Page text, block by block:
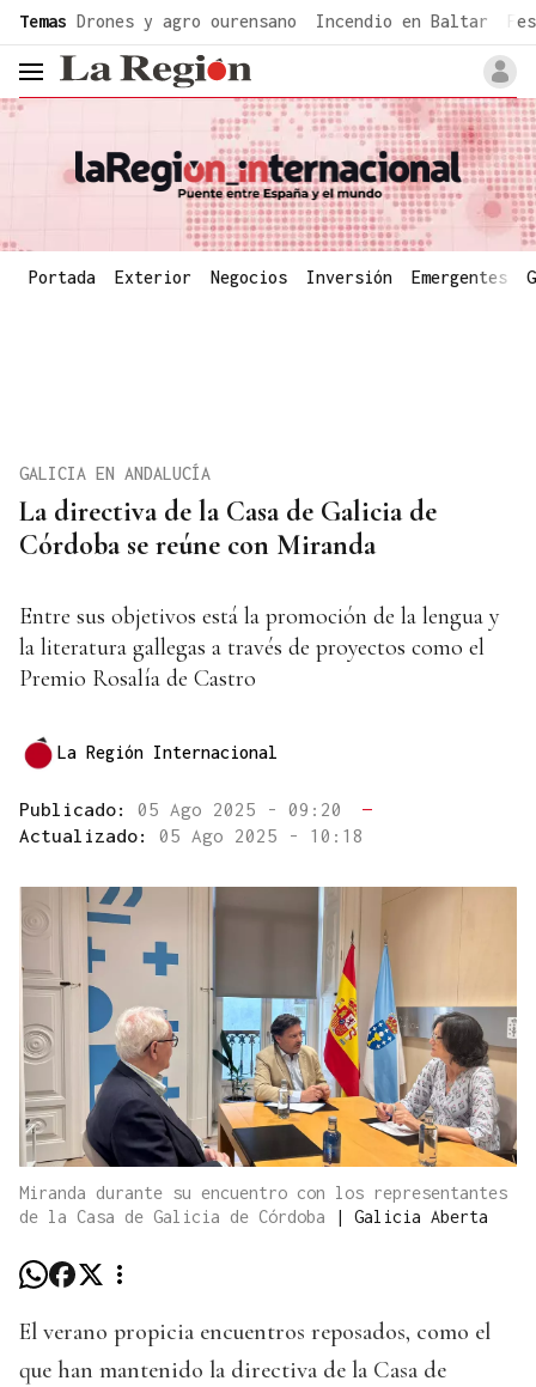
Temas Drones y agro ourensano Incendio en Baltar
header.menu.open
Portada Exterior Negocios Inversión Emergentes
La directiva de la Casa de Galicia de
Córdoba se reúne con Miranda
GALICIA EN ANDALUCÍA
Entre sus objetivos está la promoción de la lengua y
la literatura gallegas a través de proyectos como el
Premio Rosalía de Castro
La Región Internacional
Publicado: 05 Ago 2025 - 09:20
—
Actualizado: 05 Ago 2025 - 10:18
Miranda durante su encuentro con los representantes
de la Casa de Galicia de Córdoba
| Galicia Aberta
El verano propicia encuentros reposados, como el
que han mantenido la directiva de la Casa de